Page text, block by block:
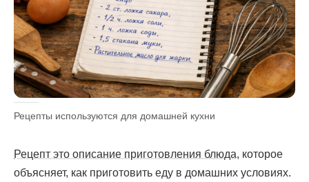
Рецепты используются для домашней кухни
Рецепт это описание приготовления блюда, которое
объясняет, как приготовить еду в домашних условиях.